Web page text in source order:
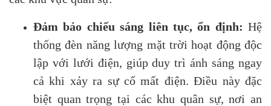
Đảm bảo chiếu sáng liên tục, ổn định: Hệ
thống đèn năng lượng mặt trời hoạt động độc
lập với lưới điện, giúp duy trì ánh sáng ngay
cả khi xảy ra sự cố mất điện. Điều này đặc
biệt quan trọng tại các khu quân sự, nơi an